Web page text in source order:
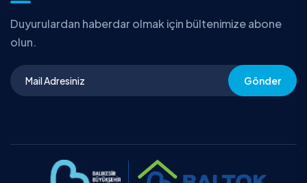
Duyurulardan haberdar olmak için bültenimize abone
olun.
Gönder